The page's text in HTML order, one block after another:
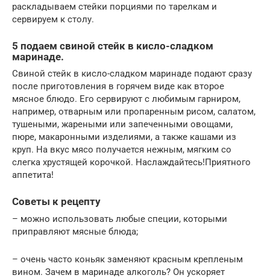
раскладываем стейки порциями по тарелкам и
сервируем к столу.
5 подаем свиной стейк в кисло-сладком
маринаде.
Свиной стейк в кисло-сладком маринаде подают сразу
после приготовления в горячем виде как второе
мясное блюдо. Его сервируют с любимым гарниром,
например, отварным или пропаренным рисом, салатом,
тушеными, жареными или запеченными овощами,
пюре, макаронными изделиями, а также кашами из
круп. На вкус мясо получается нежным, мягким со
слегка хрустящей корочкой. Наслаждайтесь!Приятного
аппетита!
Советы к рецепту
– можно использовать любые специи, которыми
приправляют мясные блюда;
– очень часто коньяк заменяют красным крепленым
вином. Зачем в маринаде алкоголь? Он ускоряет